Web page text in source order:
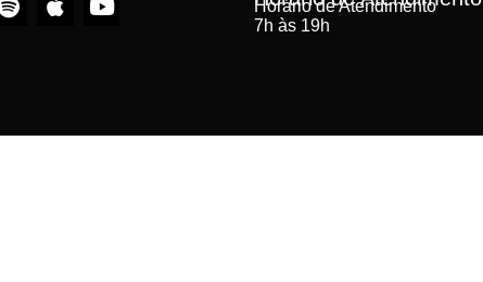
Horário de Atendimento
7h às 19h